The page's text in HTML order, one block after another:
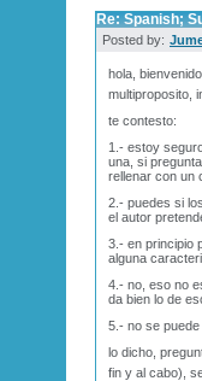
Re: Spanish;
Posted by:
hola,
multiproposito,
te contesto:
1.- estoy
una, si
rellenar con un
2.- puedes si
el autor
3.- en principio
alguna
4.- no, eso no
da bien lo de
5.- no se
lo dicho,
fin y al cabo),